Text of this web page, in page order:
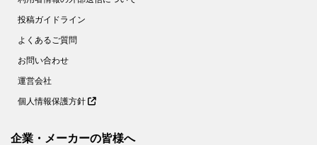
投稿ガイドライン
よくあるご質問
お問い合わせ
運営会社
個人情報保護方針
企業・メーカーの皆様へ